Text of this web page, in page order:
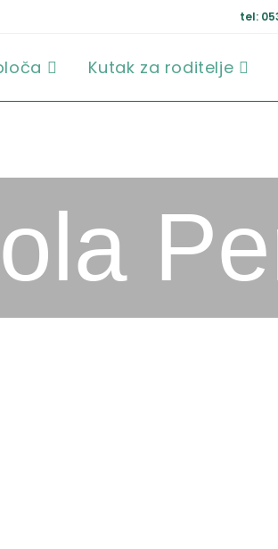
tel:
Kutak za roditelje